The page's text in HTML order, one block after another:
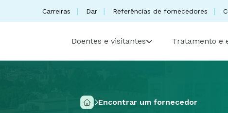
Carreiras Dar Referências de fornecedores
Doentes e visitantes Tratamento e
Encontrar um fornecedor